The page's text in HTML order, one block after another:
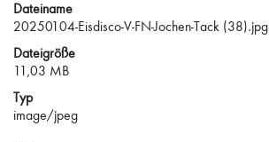
Dateiname
20250104-Eisdisco-V-FN-Jochen-Tack (38).jpg
Dateigröße
11,03 MB
Typ
image/jpeg